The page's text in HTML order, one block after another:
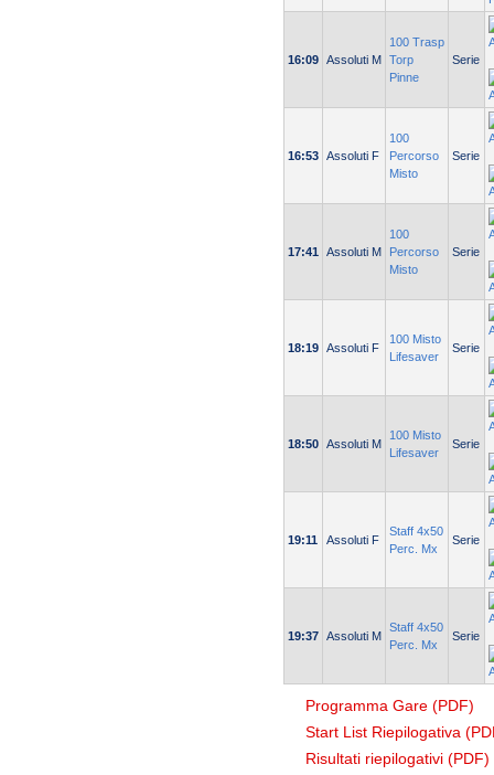
16:09 Assoluti M
100 Trasp
Torp
Pinne
Serie
16:53 Assoluti F
100
Percorso
Misto
Serie
17:41 Assoluti M
100
Percorso
Misto
Serie
18:19 Assoluti F
100 Misto
Lifesaver
Serie
18:50 Assoluti M
100 Misto
Lifesaver
Serie
19:11 Assoluti F
Staff 4x50
Perc. Mx
Serie
19:37 Assoluti M
Staff 4x50
Perc. Mx
Serie
Programma Gare (PDF)
Start List Riepilogativa
Risultati riepilogativi (PDF)